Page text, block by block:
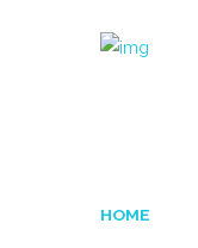
HOME